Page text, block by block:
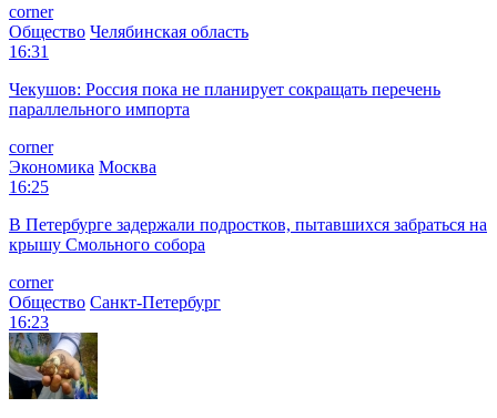
corner
Общество Челябинская область
16:31
Чекушов: Россия пока не планирует сокращать перечень
параллельного импорта
corner
Экономика Москва
16:25
В Петербурге задержали подростков, пытавшихся забраться на
крышу Смольного собора
corner
Общество Санкт-Петербург
16:23